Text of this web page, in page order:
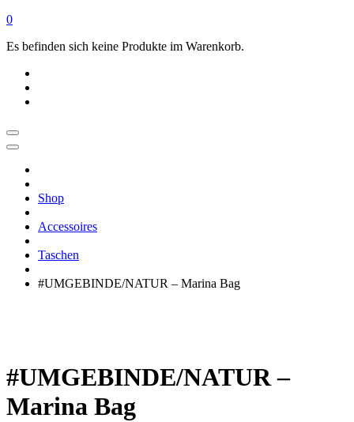
0
Es befinden sich keine Produkte im Warenkorb.
|
Oberlausitz
Regional
einkaufen
Shop
Accessoires
Taschen
#UMGEBINDE/NATUR – Marina Bag
#UMGEBINDE/NATUR –
Marina Bag